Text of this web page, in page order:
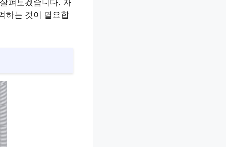
펴보겠습니다. 자
하는 것이 필요합